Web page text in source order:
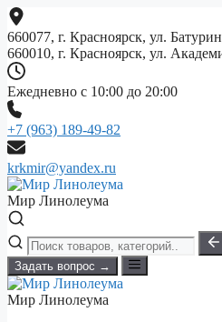
Перейти
к
содержимому
660077, г. Красноярск, ул.
660010, г. Красноярск, ул.
Ежедневно с 10:00 до 20:00
+7 (963) 189-49-82
krkmir@yandex.ru
Мир Линолеума
Задать вопрос →
Мир Линолеума